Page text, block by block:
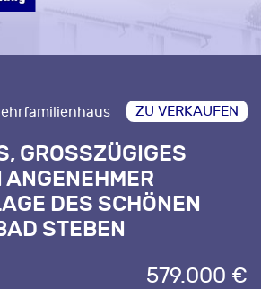
ZU VERKAUFEN
GROSSZÜGIGES A
O
DES SCHÖNEN K
STEBEN
579.000 €